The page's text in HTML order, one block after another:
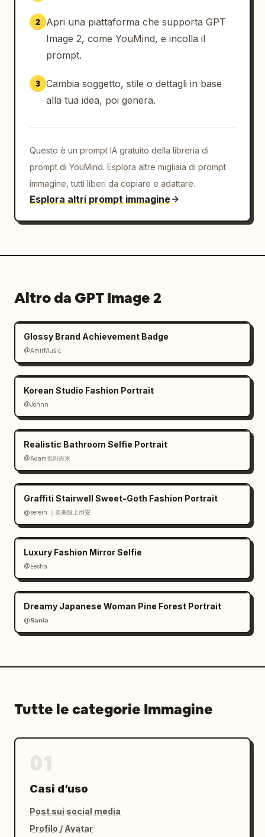
2
Apri una piattaforma che supporta GPT
Image 2, come YouMind, e incolla il
prompt.
3 Cambia soggetto, stile o dettagli in base
alla tua idea, poi genera.
Questo è un prompt IA gratuito della libreria di
prompt di YouMind. Esplora altre migliaia di prompt
immagine, tutti liberi da copiare e adattare.
Esplora altri prompt immagine
Altro da GPT Image 2
Glossy Brand Achievement Badge
@AmirMušić
Korean Studio Fashion Portrait
@Johnn
Realistic Bathroom Selfie Portrait
@Adam也叫吉米
Graffiti Stairwell Sweet-Goth Fashion Portrait
@serein ｜买美股上币安
Luxury Fashion Mirror Selfie
@Eesha
Dreamy Japanese Woman Pine Forest Portrait
@𝗦𝗮𝗻𝗶𝗮
Tutte le categorie Immagine
Casi d’uso
Post sui social media
Profilo / Avatar